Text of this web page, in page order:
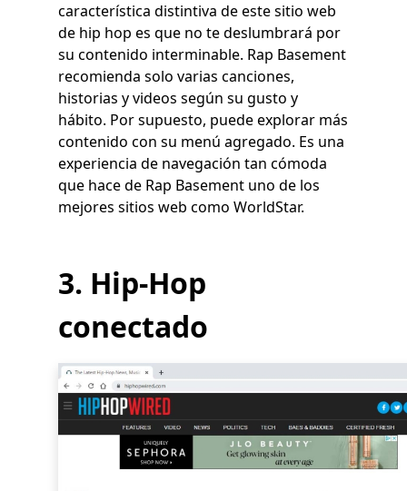
característica distintiva de este sitio web
de hip hop es que no te deslumbrará por
su contenido interminable. Rap Basement
recomienda solo varias canciones,
historias y videos según su gusto y
hábito. Por supuesto, puede explorar más
contenido con su menú agregado. Es una
experiencia de navegación tan cómoda
que hace de Rap Basement uno de los
mejores sitios web como WorldStar.
3. Hip-Hop
conectado